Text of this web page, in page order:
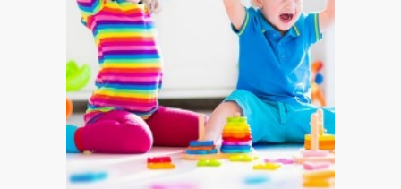
To tak jak nasze dzieci – każde jest inne.
Mają za sobą różne doświadczenia,
napotkały w życiu różne wyzwania i często
życie nie szczędziło im trudnych chwil.
Jednakże wszystkie są wspaniałe
i niesłychanie wytrwałe.
Zobacz pakiet usług dla dzieci